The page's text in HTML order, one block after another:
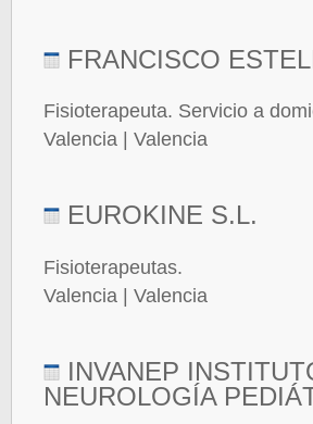
FRANCISCO
Fisioterapeuta. Servicio a
Valencia | Valencia
EUROKINE S.L.
Fisioterapeutas.
Valencia | Valencia
INVANEP
NEUROLOGÍA